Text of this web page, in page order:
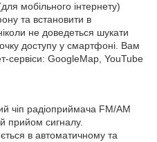
мобільного інтернету)
та встановити в
не доведеться шукати
доступу у смартфоні. Вам
сервіси: GoogleMap, YouTube
чіп радіоприймача FM/AM
прийом сигналу.
в автоматичному та